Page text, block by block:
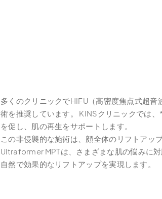
多くのクリニックでHIFU（高密度焦点式超
術を推奨しています。 KINSクリニックでは
を促し、肌の再生をサポートします。
この非侵襲的な施術は、顔全体のリフトアッ
Ultraformer MPTは、さまざまな肌の悩みに
自然で効果的なリフトアップを実現します。